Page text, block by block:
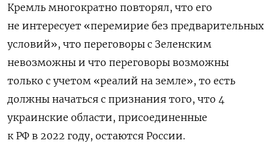
Кремль многократно повторял, что его
не интересует «перемирие без предварительных
условий», что переговоры с Зеленским
невозможны и что переговоры возможны
только с учетом «реалий на земле», то есть
должны начаться с признания того, что 4
украинские области, присоединенные
к РФ в 2022 году, остаются России.